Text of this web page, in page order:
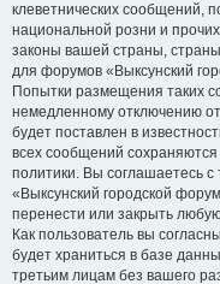
клеветнических сообщений,
национальной розни и
законы вашей страны,
для форумов «Выксунский
Попытки размещения таких
немедленному отключению
будет поставлен в
всех сообщений
политики. Вы соглашаетесь
«Выксунский городской
перенести или закрыть
Как пользователь вы
будет храниться в базе
третьим лицам без вашего